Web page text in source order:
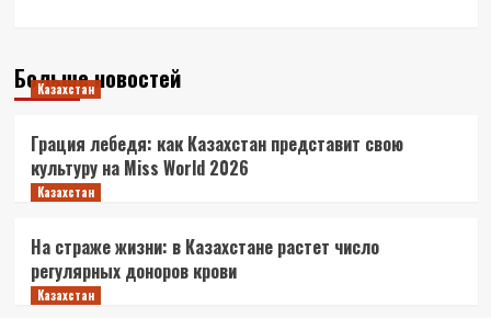
Больше новостей
Казахстан
Грация лебедя: как Казахстан представит свою
культуру на Miss World 2026
Казахстан
На страже жизни: в Казахстане растет число
регулярных доноров крови
Казахстан